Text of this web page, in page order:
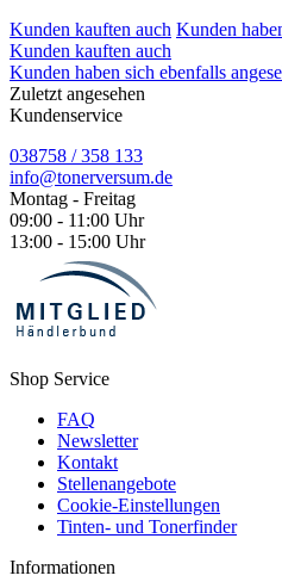
Kunden kauften auch Kunden
Kunden kauften auch
Kunden haben sich ebenfalls
Zuletzt angesehen
Kundenservice
038758 / 358 133
info@tonerversum.de
Montag - Freitag
09:00 - 11:00 Uhr
13:00 - 15:00 Uhr
Shop Service
FAQ
Newsletter
Kontakt
Stellenangebote
Cookie-Einstellungen
Tinten- und Tonerfinder
Informationen